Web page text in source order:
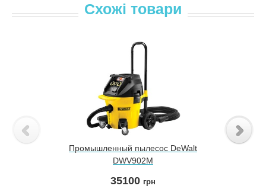
Схожі товари
Промышленный пылесос DeWalt
DWV902M
35100 грн